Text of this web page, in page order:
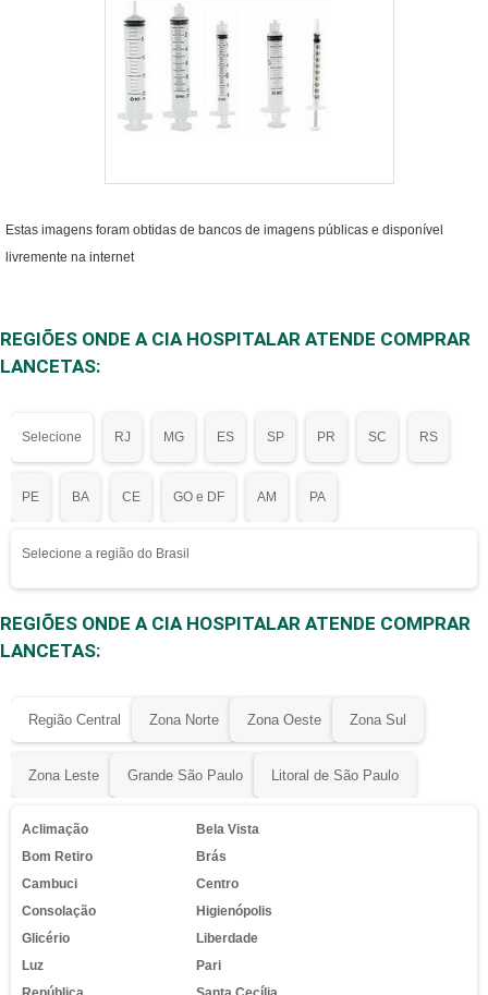
Estas imagens foram obtidas de bancos de imagens públicas e disponível
livremente na internet
REGIÕES ONDE A CIA HOSPITALAR ATENDE COMPRAR
LANCETAS:
Selecione RJ MG ES SP PR SC RS
PE BA CE GO e DF AM PA
Selecione a região do Brasil
REGIÕES ONDE A CIA HOSPITALAR ATENDE COMPRAR
LANCETAS:
Região Central Zona Norte Zona Oeste Zona Sul
Zona Leste Grande São Paulo Litoral de São Paulo
Aclimação
Bela Vista
Bom Retiro
Brás
Cambuci
Centro
Consolação
Higienópolis
Glicério
Liberdade
Luz
Pari